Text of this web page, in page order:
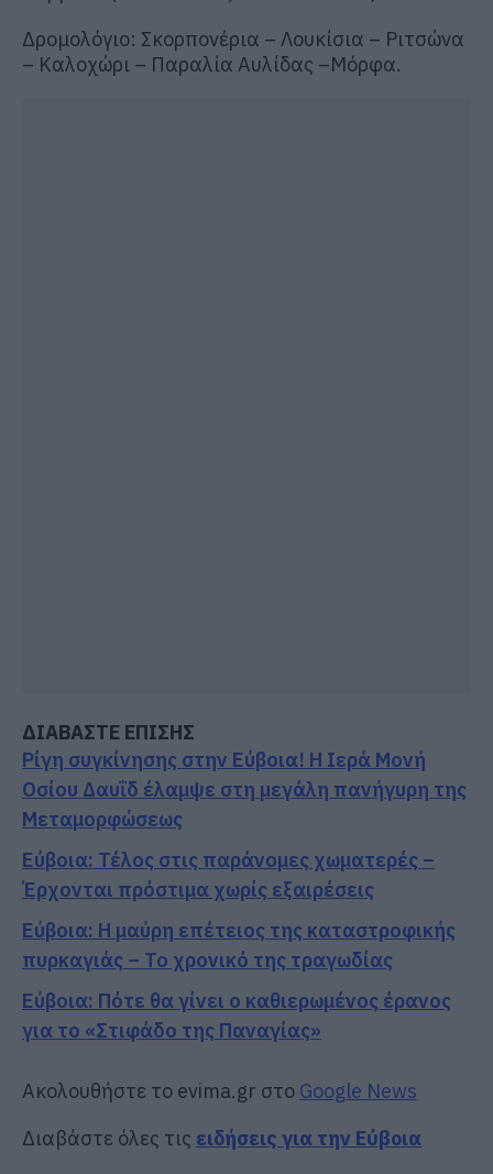
Δρομολόγιο: Σκορπονέρια – Λουκίσια – Ριτσώνα
– Καλοχώρι – Παραλία Αυλίδας –Μόρφα.
ΔΙΑΒΑΣΤΕ ΕΠΙΣΗΣ
Ρίγη συγκίνησης στην Εύβοια! Η Ιερά Μονή
Οσίου Δαυΐδ έλαμψε στη μεγάλη πανήγυρη της
Μεταμορφώσεως
Εύβοια: Τέλος στις παράνομες χωματερές –
Έρχονται πρόστιμα χωρίς εξαιρέσεις
Εύβοια: Η μαύρη επέτειος της καταστροφικής
πυρκαγιάς – Το χρονικό της τραγωδίας
Εύβοια: Πότε θα γίνει ο καθιερωμένος έρανος
για το «Στιφάδο της Παναγίας»
Ακολουθήστε το evima.gr στο Google News
Διαβάστε όλες τις ειδήσεις για την Εύβοια